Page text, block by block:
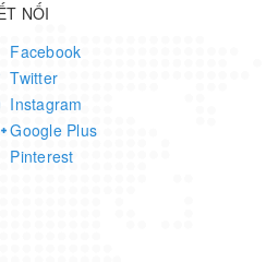
NỐI
Facebook
Twitter
Instagram
Google Plus
Pinterest